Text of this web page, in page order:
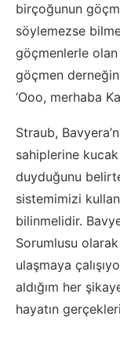
birçoğunun
söylemezse
göçmenlerle
göçmen
‘Ooo, merhaba
Straub,
sahiplerine kucak
duyduğunu
sistemimizi
bilinmelidir.
Sorumlusu
ulaşmaya
aldığım her
hayatın